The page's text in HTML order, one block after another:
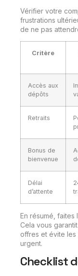
Vérifier votre
frustrations
de ne pas
Critère
Accès aux
dépôts
Retraits
Bonus de
bienvenue
Délai
d’attente
En résumé, faites
Cela vous
offres et évite les
urgent.
Checklist